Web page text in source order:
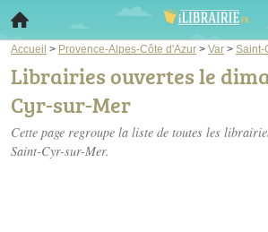
Accueil > Provence-Alpes-Côte d'Azur > Var > Saint-
Librairies ouvertes le
Cyr-sur-Mer
Cette page regroupe la liste de toutes les
Saint-Cyr-sur-Mer.